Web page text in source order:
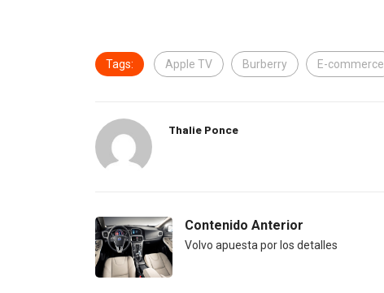
Tags: Apple TV Burberry E-commerce
Thalie Ponce
Contenido Anterior
Volvo apuesta por los detalles